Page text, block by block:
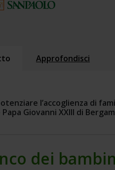
Approfondisci
l’accoglienza di
Papa Giovanni XXIII di
dei